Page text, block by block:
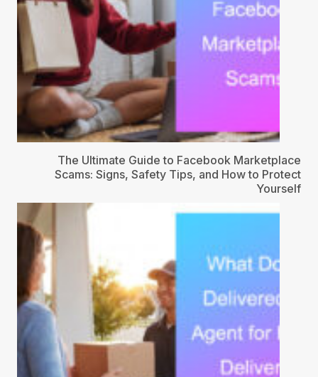
The Ultimate Guide to Facebook Marketplace
Scams: Signs, Safety Tips, and How to Protect
Yourself